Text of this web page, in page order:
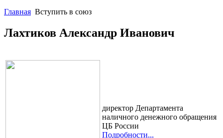
Главная Вступить в союз
Лахтиков Александр Иванович
директор Департамента
наличного денежного обращения
ЦБ России
Подробности...